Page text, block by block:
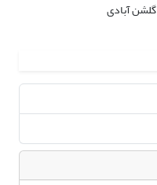
گلشن آبادی